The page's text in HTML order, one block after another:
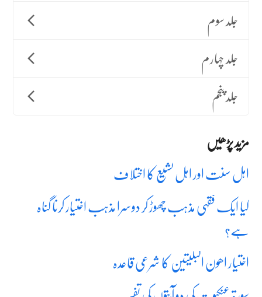
جلد سوم
جلد چہارم
جلد پنجم
مزید پڑھیں
اہل سنت اور اہل تشیع کا اختلاف
کیا ایک فقہی مذہب چھوڑ کر دوسرا مذہب اختیار کرنا گناہ
ہے؟
اختیار اھون البلیتین کا شرعی قاعدہ